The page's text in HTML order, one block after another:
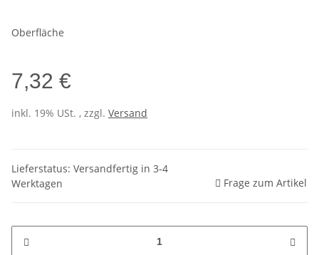
Oberfläche
7,32 €
inkl. 19% USt. , zzgl. Versand
Lieferstatus: Versandfertig in 3-4
Werktagen
Frage zum Artikel